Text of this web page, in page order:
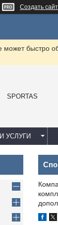
Создать сайт
быстро
SPORTAS
УСЛУГИ